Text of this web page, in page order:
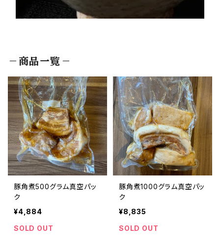
－商品一覧－
豚角煮500グラム真空パッ
ク
¥4,884
SOLD OUT
豚角煮1000グラム真空パッ
ク
¥8,835
SOLD OUT